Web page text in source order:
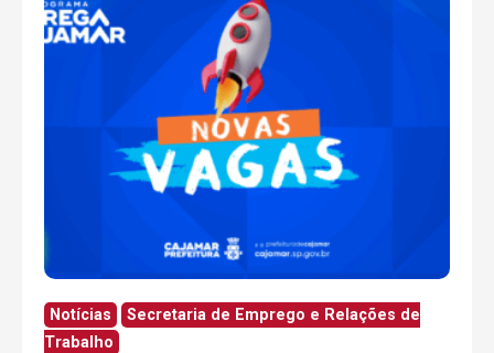
Notícias
Secretaria de Emprego e Relações de
Trabalho